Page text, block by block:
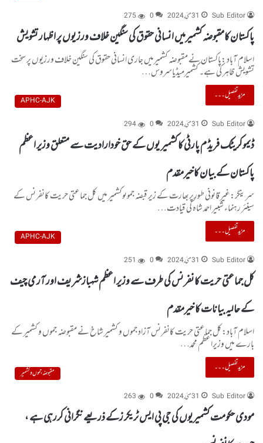
Sub Editor
31 مئی, 2024 0
275
پاکستان کامقبوضہ کشمیرمیں انسانی حقوق کی سنگین خلاف ورزیوں پر اظہار تشویش
اسلام آباد :پاکستان نے مقبوضہ کشمیرمیں جاری انسانی حقوق کی سنگین خلاف ورزیوں پر سخت
تشویش ظاہر کی ہے۔ کشمیرمیڈیاسروس…
مزید تفصیل۔۔۔
APHC-AJK
Sub Editor
31 مئی, 2024 0
294
ڈیموکریٹک فریڈ م پارٹی کا کشمیر یوں کے حق خودارادیت سے متعلق وزیر اعظم
پاکستان کے بیان کاخیرمقدم
سرینگر:غیر قانونی طورپربھارت کے زیر قبضہ جموںوکشمیر میں کل جماعتی حریت کانفرنس کے
سینئر رہنماء شبیر احمد شاہ کی قیادت…
مزید تفصیل۔۔۔
APHC-AJK
Sub Editor
31 مئی, 2024 0
251
کل جماعتی حریت کانفرنس کی طرف سے وزیر اعظم شہبازشریف اور آرمی چیف
کے حالیہ بیانات کا خیرمقدم
اسلام آباد:کل جماعتی حریت کانفرنس آزاد جموں و کشمیر شاخ نے مقبوضہ جموں و کشمیر کے
بارے میں وزیراعظم محمد…
مزید تفصیل۔۔۔
مقبوضہ جموں و کشمیر
Sub Editor
31 مئی, 2024 0
263
مودی حکومت کشمیریوں کی جی پی ایس ٹریکر زکے ذریعے نگرانی کررہی ہے ،